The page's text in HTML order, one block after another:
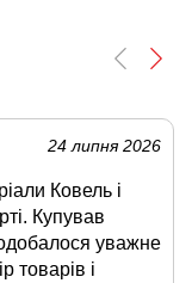
24 липня 2026
Ковель і
Купував
уважне
товарів і